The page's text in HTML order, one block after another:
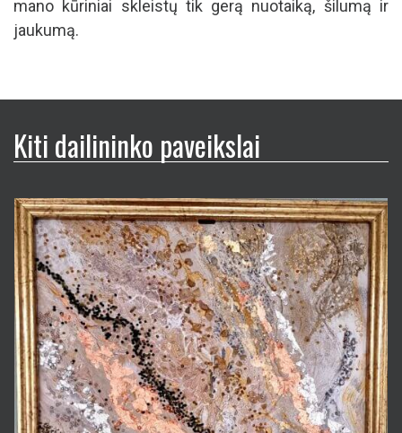
mano kūriniai skleistų tik gerą nuotaiką, šilumą ir
jaukumą.
Kiti dailininko paveikslai